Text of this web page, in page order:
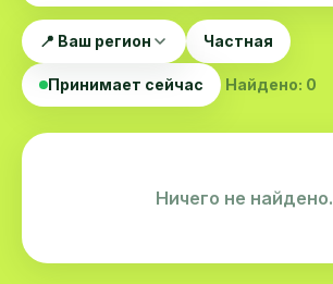
📍 Ваш регион Частная
Принимает сейчас Найдено: 0
Ничего не найдено.